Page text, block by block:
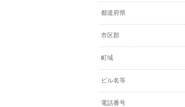
都道府県
市区郡
町域
ビル名等
電話番号